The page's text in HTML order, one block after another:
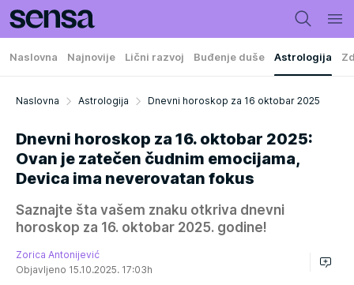
Naslovna Najnovije Lični razvoj Buđenje duše Astrologija
Naslovna Astrologija Dnevni horoskop za 16 oktobar 2025
Dnevni horoskop za 16. oktobar 2025:
Ovan je zatečen čudnim emocijama,
Devica ima neverovatan fokus
Saznajte šta vašem znaku otkriva dnevni
horoskop za 16. oktobar 2025. godine!
Zorica Antonijević
Objavljeno 15.10.2025. 17:03h